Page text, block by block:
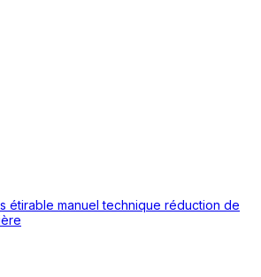
étirable manuel technique réduction de